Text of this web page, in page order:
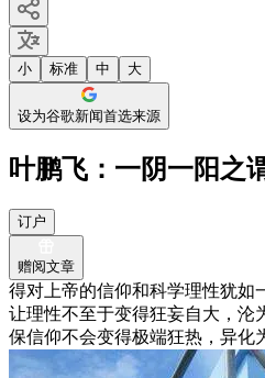
小 标准 中 大
设为谷歌新闻首选来源
叶鹏飞：一阴一阳之
订户
赠阅文章
得对上帝的信仰和科学理性犹
让理性不至于变得狂妄自大，沦
保信仰不会变得极端狂热，异化